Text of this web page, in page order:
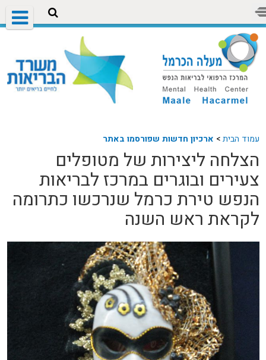
עמוד הבית> ארכיון חדשות שפורסמו באתר
הצלחה ליצירות של מטופלים
צעירים ובוגרים במרכז לבריאות
הנפש טירת כרמל שנרכשו כתרומה
לקראת ראש השנה